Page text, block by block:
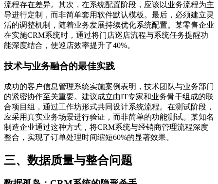
流程存在差异。其次，在系统配置阶段，应该以业务流程为主
导进行定制，而非简单套用软件默认模板。最后，必须建立灵
活的调整机制，随着业务发展持续优化系统配置。某零售企业
在实施CRM系统时，通过将门店巡店流程与系统任务提醒功
能深度结合，使巡店效率提升了40%。
技术与业务融合的最佳实践
成功的客户信息管理系统实施案例表明，技术团队与业务部门
的紧密协作至关重要。建议成立由IT专家和业务骨干组成的联
合项目组，通过工作坊形式共同设计系统流程。在测试阶段，
应采用真实业务场景进行验证，而非简单的功能测试。某知名
制造企业通过这种方式，将CRM系统与经销商管理流程深度
整合，实现了订单处理时间缩短60%的显著效果。
三、数据质量与整合问题